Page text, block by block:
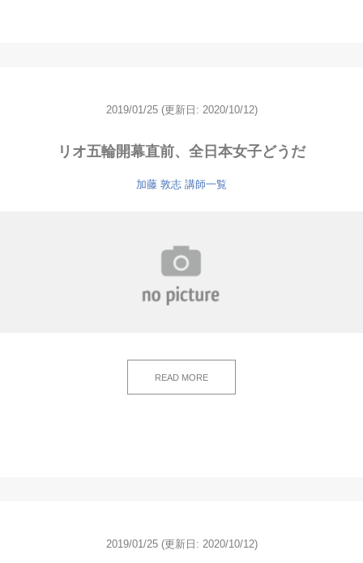
2019/01/25 (更新日: 2020/10/12)
リオ五輪開幕直前、全日本女子どうだ
加藤 敦志 講師一覧
READ MORE
2019/01/25 (更新日: 2020/10/12)